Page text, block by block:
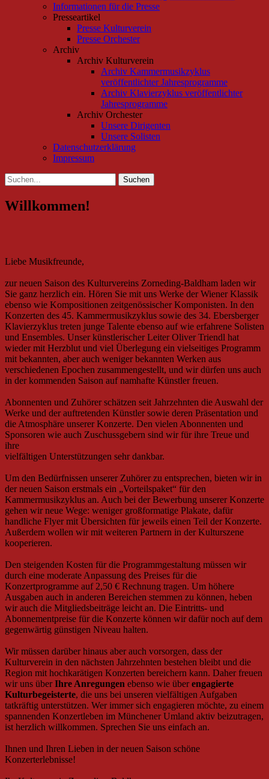
Informationen für die Presse
Presseartikel
Presse Kulturverein
Presse Orchester
Archiv
Archiv Kulturverein
Archiv Kammermusikzyklus
veröffentlichter Jahresprogramme
Archiv Klavierzyklus veröffentlichter
Jahresprogramme
Archiv Orchester
Unsere Dirigenten
Unsere Solisten
Datenschutzerklärung
Impressum
Suchen
Suchen
nach:
Willkommen!
Liebe Musikfreunde,
zur neuen Saison des Kulturvereins Zorneding-Baldham laden wir
Sie ganz herzlich ein. Hören Sie mit uns Werke der Wiener Klassik
ebenso wie Kompositionen zeitgenössischer Komponisten. In den
Konzerten des 45. Kammermusikzyklus sowie des 34. Ebersberger
Klavierzyklus treten junge Talente ebenso auf wie erfahrene Solisten
und Ensembles. Unser künstlerischer Leiter Oliver Triendl hat
wieder mit Herzblut und viel Überlegung ein vielseitiges Programm
mit bekannten, aber auch weniger bekannten Werken aus
verschiedenen Epochen zusammengestellt, und wir dürfen uns auch
in der kommenden Saison auf namhafte Künstler freuen.
Abonnenten und Zuhörer schätzen seit Jahrzehnten die Auswahl der
Werke und der auftretenden Künstler sowie deren Präsentation und
die Atmosphäre unserer Konzerte. Den vielen Abonnenten und
Sponsoren wie auch Zuschussgebern sind wir für ihre Treue und
ihre
vielfältigen Unterstützungen sehr dankbar.
Um den Bedürfnissen unserer Zuhörer zu entsprechen, bieten wir in
der neuen Saison erstmals ein „Vorteilspaket“ für den
Kammermusikzyklus an. Auch bei der Bewerbung unserer Konzerte
gehen wir neue Wege: weniger großformatige Plakate, dafür
handliche Flyer mit Übersichten für jeweils einen Teil der Konzerte.
Außerdem wollen wir mit weiteren Partnern in der Kulturszene
kooperieren.
Den steigenden Kosten für die Programmgestaltung müssen wir
durch eine moderate Anpassung des Preises für die
Konzertprogramme auf 2,50 € Rechnung tragen. Um höhere
Ausgaben auch in anderen Bereichen stemmen zu können, heben
wir auch die Mitgliedsbeiträge leicht an. Die Eintritts- und
Abonnementpreise für die Konzerte können wir dafür noch auf dem
gegenwärtig günstigen Niveau halten.
Wir müssen darüber hinaus aber auch vorsorgen, dass der
Kulturverein in den nächsten Jahrzehnten bestehen bleibt und die
Region mit hochkarätigen Konzerten bereichern kann. Daher freuen
wir uns überIhre Anregungen ebenso wie überengagierte
Kulturbegeisterte, die uns bei unseren vielfältigen Aufgaben
tatkräftig unterstützen. Wer immer sich engagieren möchte, zu einem
spannenden Konzertleben im Münchener Umland aktiv beizutragen,
ist herzlich willkommen. Sprechen Sie uns einfach an.
Ihnen und Ihren Lieben in der neuen Saison schöne
Konzerterlebnisse!